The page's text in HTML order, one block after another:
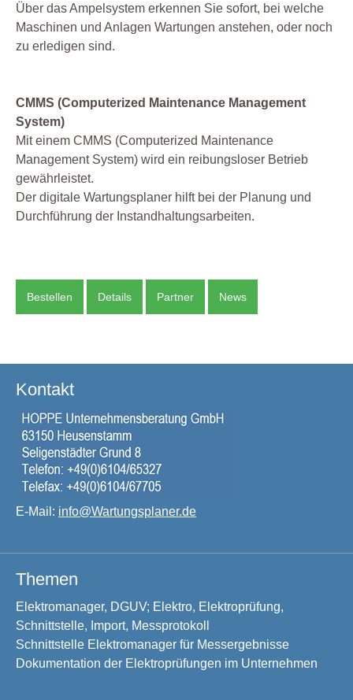
Über das Ampelsystem erkennen Sie sofort, bei welche
Maschinen und Anlagen Wartungen anstehen, oder noch
zu erledigen sind.
CMMS (Computerized Maintenance Management
System)
Mit einem CMMS (Computerized Maintenance
Management System) wird ein reibungsloser Betrieb
gewährleistet.
Der digitale Wartungsplaner hilft bei der Planung und
Durchführung der Instandhaltungsarbeiten.
Bestellen Details Partner News
Kontakt
E-Mail: info@Wartungsplaner.de
Themen
Elektromanager, DGUV; Elektro, Elektroprüfung,
Schnittstelle, Import, Messprotokoll
Schnittstelle Elektromanager für Messergebnisse
Dokumentation der Elektroprüfungen im Unternehmen